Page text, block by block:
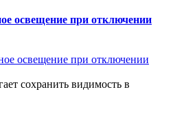
освещение при отключении
сохранить видимость в